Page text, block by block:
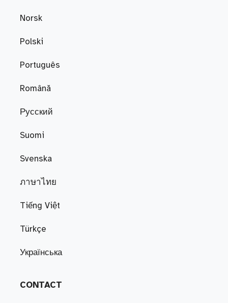
Norsk
Polski
Português
Română
Русский
Suomi
Svenska
ภาษาไทย
Tiếng Việt
Türkçe
Українська
CONTACT